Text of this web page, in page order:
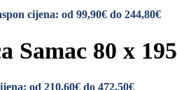
cijena: od 99,90€ do 244,80€
Samac 80 x
od 210,60€ do 472,50€